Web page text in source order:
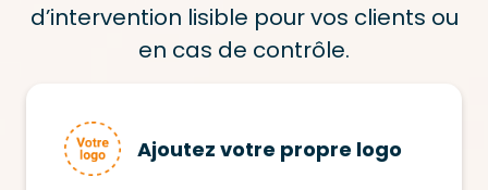
d’intervention lisible pour vos clients ou
en cas de contrôle.
Ajoutez votre propre logo